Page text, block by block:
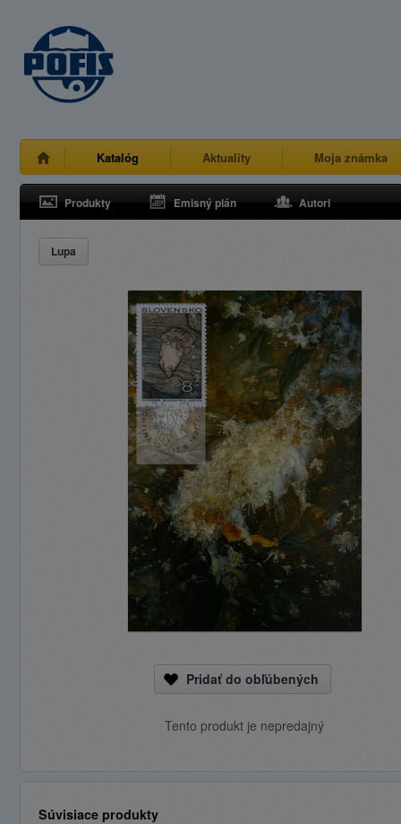
Katalóg Aktuality Moja známka
Produkty Emisný plán Autori
Lupa
Pridať do obľúbených
Tento produkt je nepredajný
Súvisiace produkty